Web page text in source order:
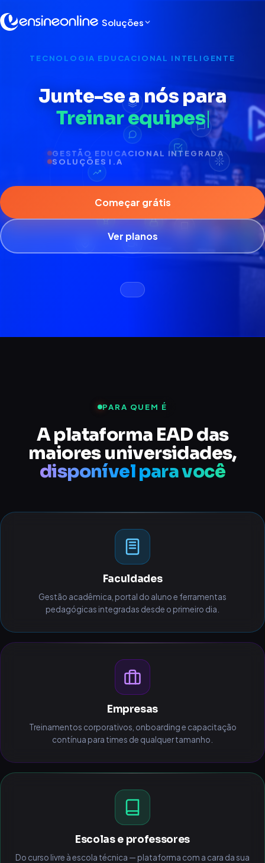
Soluções
TECNOLOGIA EDUCACIONAL INTELIGENTE
Junte-se a nós para
Ve
SOLUÇÕES I.A
Começar grátis
Ver planos
PARA QUEM É
A plataforma EAD das
maiores universidades,
disponível para você
Faculdades
Gestão acadêmica, portal do aluno e ferramentas
pedagógicas integradas desde o primeiro dia.
Empresas
Treinamentos corporativos, onboarding e capacitação
contínua para times de qualquer tamanho.
Escolas e professores
Do curso livre à escola técnica — plataforma com a cara da sua